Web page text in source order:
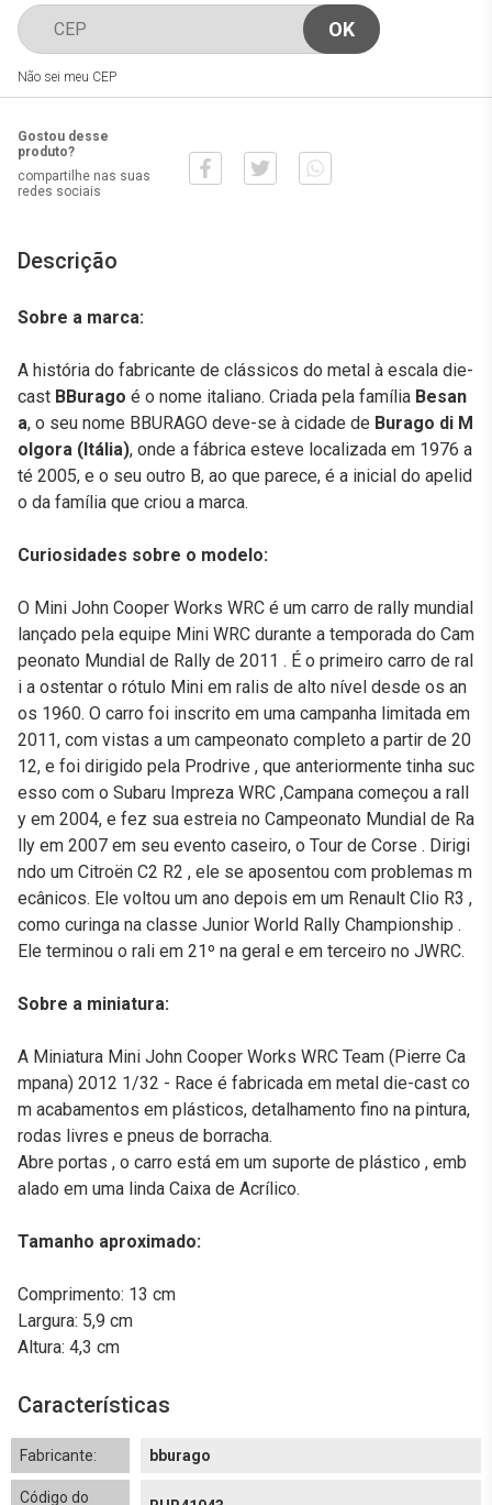
Não sei meu CEP
Gostou desse
produto?
compartilhe nas suas
redes sociais
Descrição
Sobre a marca:
A história do fabricante de clássicos do metal à escala die-
cast BBurago é o nome italiano. Criada pela família Besan
a, o seu nome BBURAGO deve-se à cidade de Burago di M
olgora (Itália), onde a fábrica esteve localizada em 1976 a
té 2005, e o seu outro B, ao que parece, é a inicial do apelid
o da família que criou a marca.
Curiosidades sobre o modelo:
O Mini John Cooper Works WRC é um carro de rally mundial
lançado pela equipe Mini WRC durante a temporada do Cam
peonato Mundial de Rally de 2011 . É o primeiro carro de ral
i a ostentar o rótulo Mini em ralis de alto nível desde os an
os 1960. O carro foi inscrito em uma campanha limitada em
2011, com vistas a um campeonato completo a partir de 20
12, e foi dirigido pela Prodrive , que anteriormente tinha suc
esso com o Subaru Impreza WRC ,Campana começou a rall
y em 2004, e fez sua estreia no Campeonato Mundial de Ra
lly em 2007 em seu evento caseiro, o Tour de Corse . Dirigi
ndo um Citroën C2 R2 , ele se aposentou com problemas m
ecânicos. Ele voltou um ano depois em um Renault Clio R3 ,
como curinga na classe Junior World Rally Championship .
Ele terminou o rali em 21º na geral e em terceiro no JWRC.
Sobre a miniatura:
A Miniatura Mini John Cooper Works WRC Team (Pierre Ca
mpana) 2012 1/32 - Race é fabricada em metal die-cast co
m acabamentos em plásticos, detalhamento fino na pintura,
rodas livres e pneus de borracha.
Abre portas , o carro está em um suporte de plástico , emb
alado em uma linda Caixa de Acrílico.
Tamanho aproximado:
Comprimento: 13 cm
Largura: 5,9 cm
Altura: 4,3 cm
Características
Fabricante: bburago
Código do